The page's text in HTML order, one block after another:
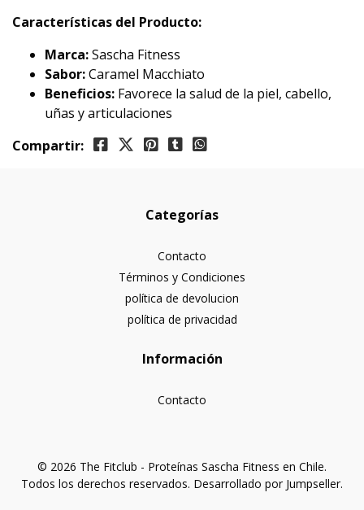
Características del Producto:
Marca:Sascha Fitness
Sabor:Caramel Macchiato
Beneficios: Favorece la salud de la piel, cabello,
uñas y articulaciones
Compartir:
Categorías
Contacto
Términos y Condiciones
política de devolucion
política de privacidad
Información
Contacto
© 2026 The Fitclub - Proteínas Sascha Fitness en Chile.
Todos los derechos reservados. Desarrollado por Jumpseller.